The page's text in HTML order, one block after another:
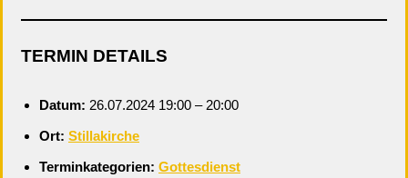
TERMIN DETAILS
Datum: 26.07.2024 19:00 – 20:00
Ort: Stillakirche
Terminkategorien: Gottesdienst